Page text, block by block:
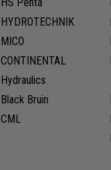
HS Penta
HYDROTECHNIK
MICO
CONTINENTAL
Hydraulics
Black Bruin
CML